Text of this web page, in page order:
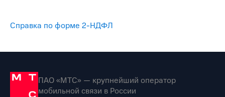
Справка по форме 2-НДФЛ
ПАО «МТС» — крупнейший оператор
мобильной связи в России